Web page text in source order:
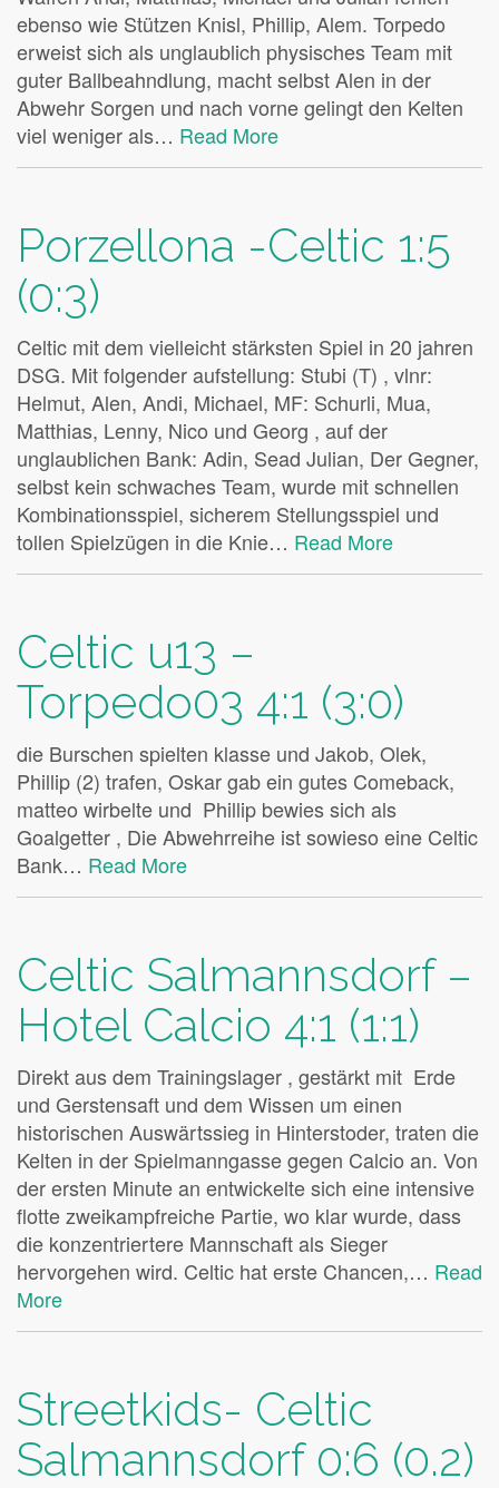
ebenso wie Stützen Knisl, Phillip, Alem. Torpedo
erweist sich als unglaublich physisches Team mit
guter Ballbeahndlung, macht selbst Alen in der
Abwehr Sorgen und nach vorne gelingt den Kelten
viel weniger als… Read More
Porzellona -Celtic 1:5
(0:3)
Celtic mit dem vielleicht stärksten Spiel in 20 jahren
DSG. Mit folgender aufstellung: Stubi (T) , vlnr:
Helmut, Alen, Andi, Michael, MF: Schurli, Mua,
Matthias, Lenny, Nico und Georg , auf der
unglaublichen Bank: Adin, Sead Julian, Der Gegner,
selbst kein schwaches Team, wurde mit schnellen
Kombinationsspiel, sicherem Stellungsspiel und
tollen Spielzügen in die Knie… Read More
Celtic u13 –
Torpedo03 4:1 (3:0)
die Burschen spielten klasse und Jakob, Olek,
Phillip (2) trafen, Oskar gab ein gutes Comeback,
matteo wirbelte und Phillip bewies sich als
Goalgetter , Die Abwehrreihe ist sowieso eine Celtic
Bank… Read More
Celtic Salmannsdorf –
Hotel Calcio 4:1 (1:1)
Direkt aus dem Trainingslager , gestärkt mit Erde
und Gerstensaft und dem Wissen um einen
historischen Auswärtssieg in Hinterstoder, traten die
Kelten in der Spielmanngasse gegen Calcio an. Von
der ersten Minute an entwickelte sich eine intensive
flotte zweikampfreiche Partie, wo klar wurde, dass
die konzentriertere Mannschaft als Sieger
hervorgehen wird. Celtic hat erste Chancen,… Read
More
Streetkids- Celtic
Salmannsdorf 0:6 (0.2)